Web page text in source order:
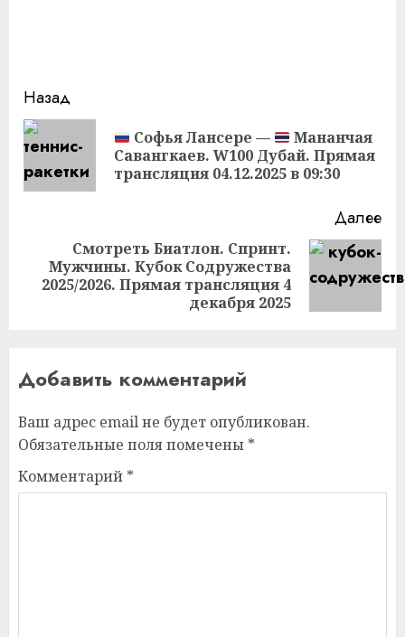
Продолжить
чтение
Назад
Софья Лансере —
Мананчая
Савангкаев. W100 Дубай. Прямая
трансляция 04.12.2025 в 09:30
Далее
Следующая
запись:
Смотреть Биатлон. Спринт.
Мужчины. Кубок Содружества
2025/2026. Прямая трансляция 4
декабря 2025
Добавить комментарий
Ваш адрес email не будет опубликован.
Обязательные поля помечены *
Комментарий *